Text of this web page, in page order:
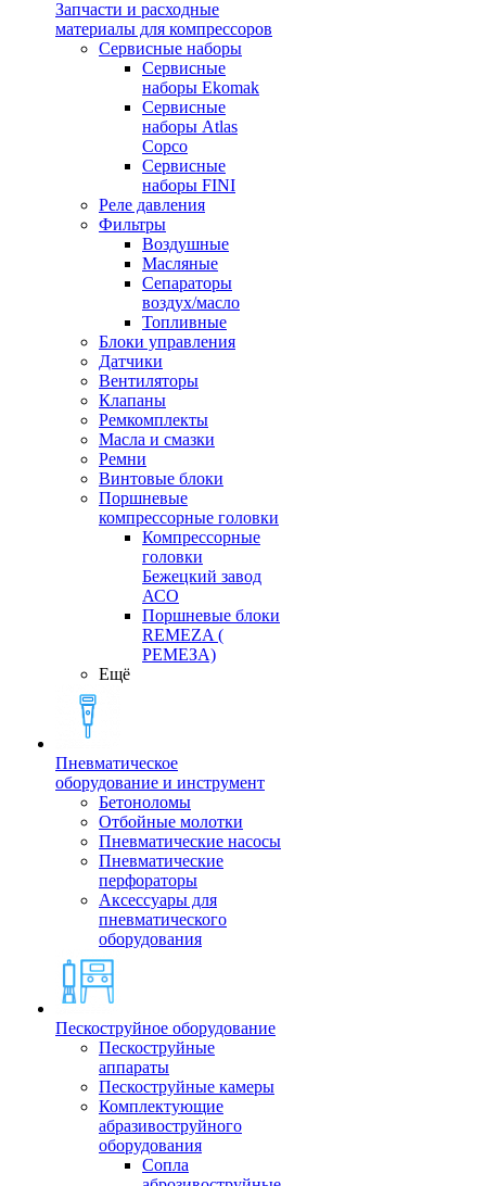
Запчасти и расходные
материалы для компрессоров
Cервисные наборы
Сервисные
наборы Ekomak
Cервисные
наборы Atlas
Copco
Сервисные
наборы FINI
Реле давления
Фильтры
Воздушные
Масляные
Сепараторы
воздух/масло
Топливные
Блоки управления
Датчики
Вентиляторы
Клапаны
Ремкомплекты
Масла и смазки
Ремни
Винтовые блоки
Поршневые
компрессорные головки
Компрессорные
головки
Бежецкий завод
АСО
Поршневые блоки
REMEZA (
РЕМЕЗА)
Ещё
Пневматическое
оборудование и инструмент
Бетоноломы
Отбойные молотки
Пневматические насосы
Пневматические
перфораторы
Аксессуары для
пневматического
оборудования
Пескоструйное оборудование
Пескоструйные
аппараты
Пескоструйные камеры
Комплектующие
абразивоструйного
оборудования
Сопла